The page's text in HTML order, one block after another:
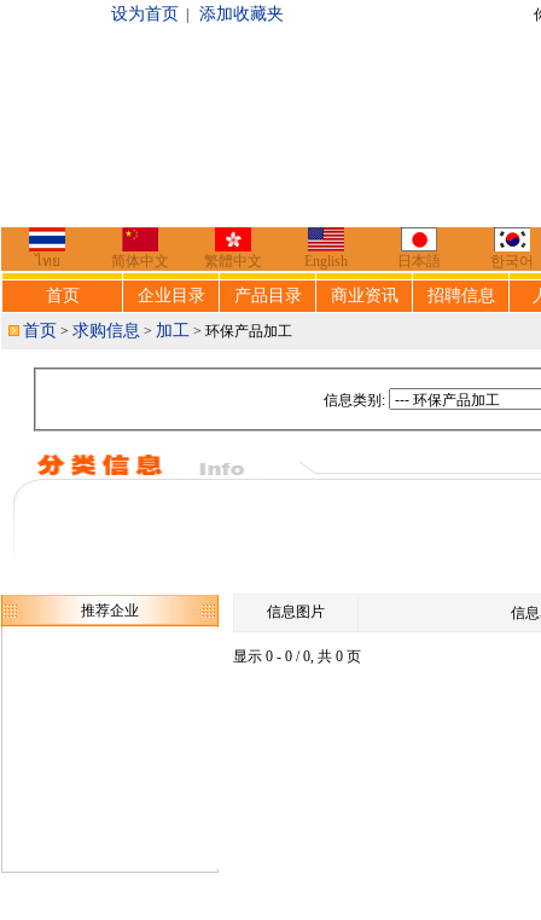
设为首页 添加收藏夹 你好，欢迎来到
ไทย 简体中文 繁體中文 English 日本語 한국어
首页 企业目录 产品目录 商业资讯 招聘信息
首页 > 求购信息 > 加工 > 环保产品加工
信息类别:
推荐企业 信息图片 信
显示 0 - 0 / 0, 共 0 页